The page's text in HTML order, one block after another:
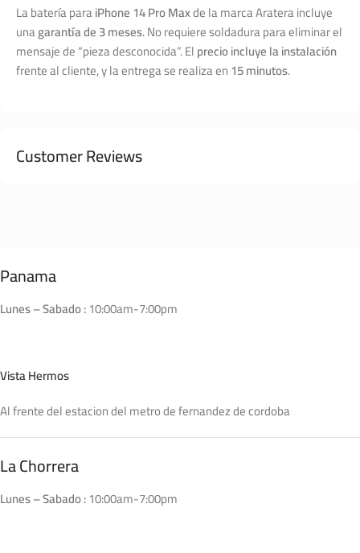
La batería paraiPhone 14 Pro Maxde la marca Aratera incluye
unagarantía de 3 meses. No requiere soldadura para eliminar el
mensaje de “pieza desconocida”. Elprecio incluye la instalación
frente al cliente, y la entrega se realiza en15 minutos.
Customer Reviews
Panama
Lunes – Sabado :10:00am-7:00pm
Vista Hermos
Al frente del estacion del metro de fernandez de cordoba
La Chorrera
Lunes – Sabado :10:00am-7:00pm